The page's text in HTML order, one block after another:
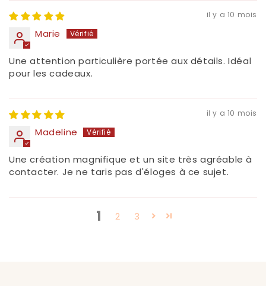
il y a 10 mois
Marie
Une attention particulière portée aux détails. Idéal
pour les cadeaux.
il y a 10 mois
Madeline
Une création magnifique et un site très agréable à
contacter. Je ne taris pas d'éloges à ce sujet.
1 2 3